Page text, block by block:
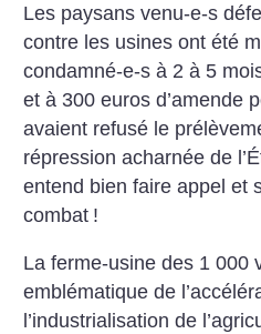
Les paysans venu-e-s
contre les usines ont été
condamné-e-s à 2 à 5
et à 300 euros d’amende
avaient refusé le
répression acharnée de
entend bien faire appel et
combat !
La ferme-usine des 1 000
emblématique de
l’industrialisation de